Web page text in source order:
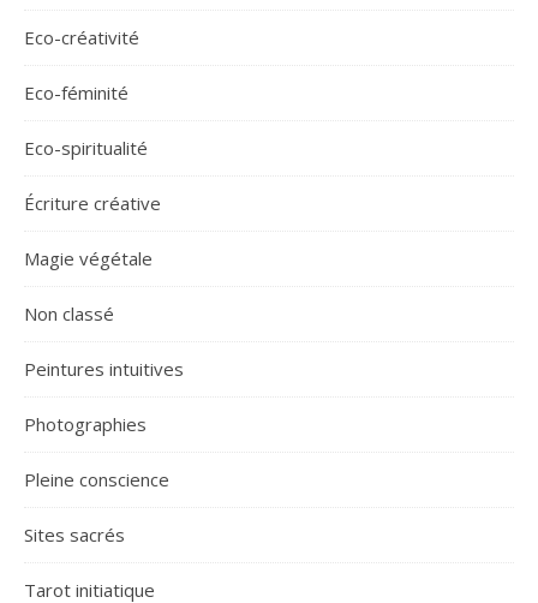
Eco-créativité
Eco-féminité
Eco-spiritualité
Écriture créative
Magie végétale
Non classé
Peintures intuitives
Photographies
Pleine conscience
Sites sacrés
Tarot initiatique